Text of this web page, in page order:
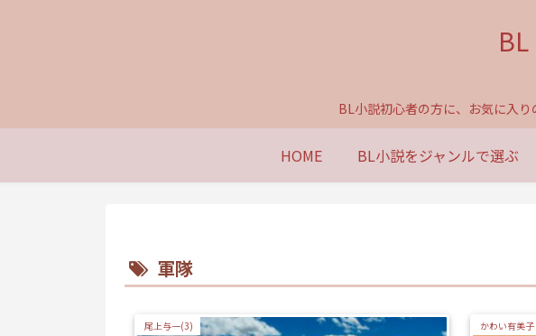
BL
BL小説初心者の方に、お気に入
HOME BL小説をジャンルで選ぶ
軍隊
尾上与一(3) かわい有美